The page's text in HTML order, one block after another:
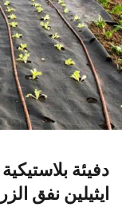
دفيئة
ايثيلين نفق